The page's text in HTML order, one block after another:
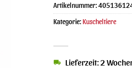
Lieferzeit: 2
Artikelnummer:
Kategorie:Kuscheltiere